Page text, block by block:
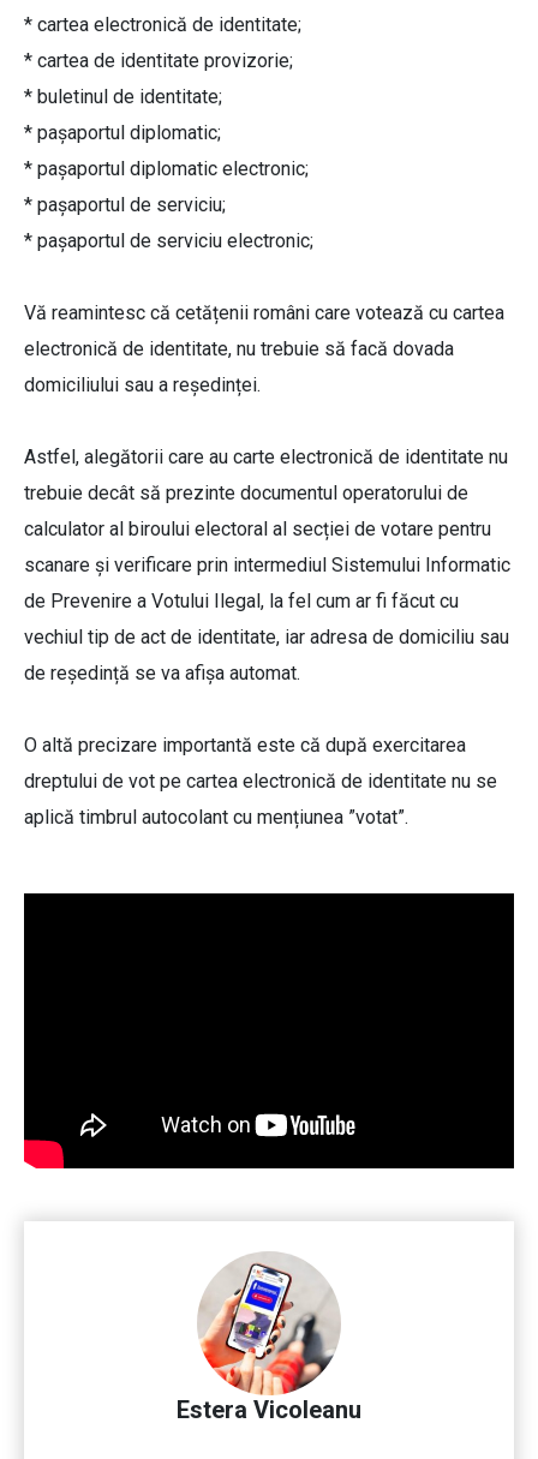
* cartea electronică de identitate;
* cartea de identitate provizorie;
* buletinul de identitate;
* paşaportul diplomatic;
* paşaportul diplomatic electronic;
* paşaportul de serviciu;
* paşaportul de serviciu electronic;
Vă reamintesc că cetățenii români care votează cu cartea
electronică de identitate, nu trebuie să facă dovada
domiciliului sau a reședinței.
Astfel, alegătorii care au carte electronică de identitate nu
trebuie decât să prezinte documentul operatorului de
calculator al biroului electoral al secției de votare pentru
scanare și verificare prin intermediul Sistemului Informatic
de Prevenire a Votului Ilegal, la fel cum ar fi făcut cu
vechiul tip de act de identitate, iar adresa de domiciliu sau
de reședință se va afișa automat.
O altă precizare importantă este că după exercitarea
dreptului de vot pe cartea electronică de identitate nu se
aplică timbrul autocolant cu mențiunea ”votat”.
Estera Vicoleanu